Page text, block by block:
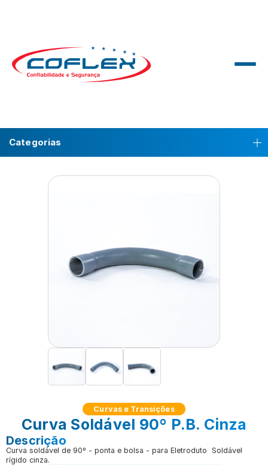
Categorias
Curvas e Transições
Curva Soldável 90º P.B. Cinza
Descrição
Curva soldável de 90º - ponta e bolsa - para Eletroduto  Soldável
rígido cinza.